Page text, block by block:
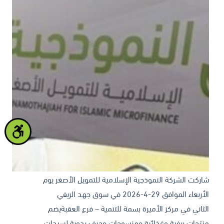
شاركت الشركة النموذجية الإسلامية للتمويل الأصغر يوم
الأربعاء الموافق 29-4-2026 في سوق جهد الريفي
الثاني في مركز الأميرة بسمة للتنمية – فرع العقبةيضم